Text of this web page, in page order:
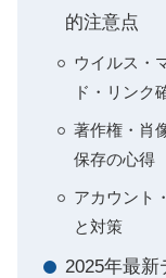
的注意点
ウイルス・
ド・リンク
著作権・肖
保存の心得
アカウント
と対策
2025年最